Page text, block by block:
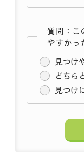
質問：こ
やすかっ
見つけ
どちら
見つけ